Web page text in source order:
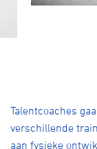
Talentcoaches
verschillende
aan fysieke